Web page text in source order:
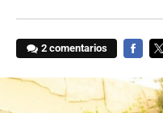
2 comentarios